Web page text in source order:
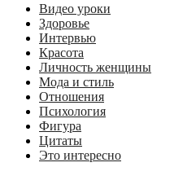
Видео уроки
Здоровье
Интервью
Красота
Личность женщины
Мода и стиль
Отношения
Психология
Фигура
Цитаты
Это интересно